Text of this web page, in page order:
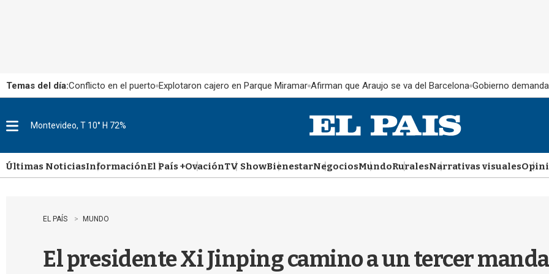
Temas del día:Conflicto en el puerto Explotaron cajero en Parque Miramar Afirman que Araujo se va del Barcelona Gobierno
u
Montevideo, T 10° H 72%
Últimas NoticiasInformaciónEl País +OvaciónTV ShowBienestarNegociosMundoRuralesNarrativas visuales
EL PAÍS MUNDO
El presidente Xi Jinping camino a un tercer